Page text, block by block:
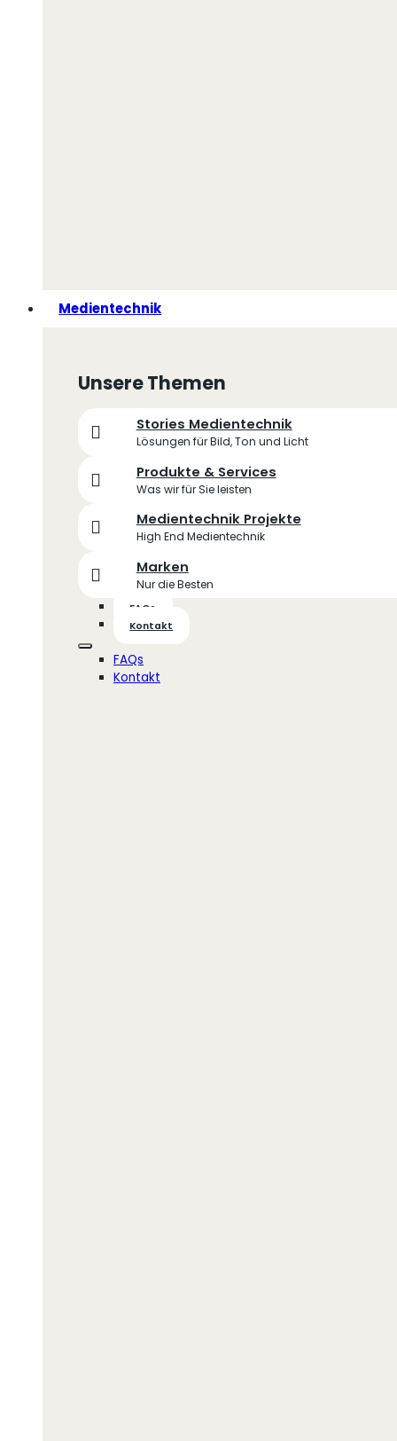
Medientechnik
Unsere Themen
Stories Medientechnik
Lösungen für Bild, Ton und Licht
Produkte & Services
Was wir für Sie leisten
Medientechnik Projekte
High End Medientechnik
Marken
Nur die Besten
FAQs
Kontakt
FAQs
Kontakt